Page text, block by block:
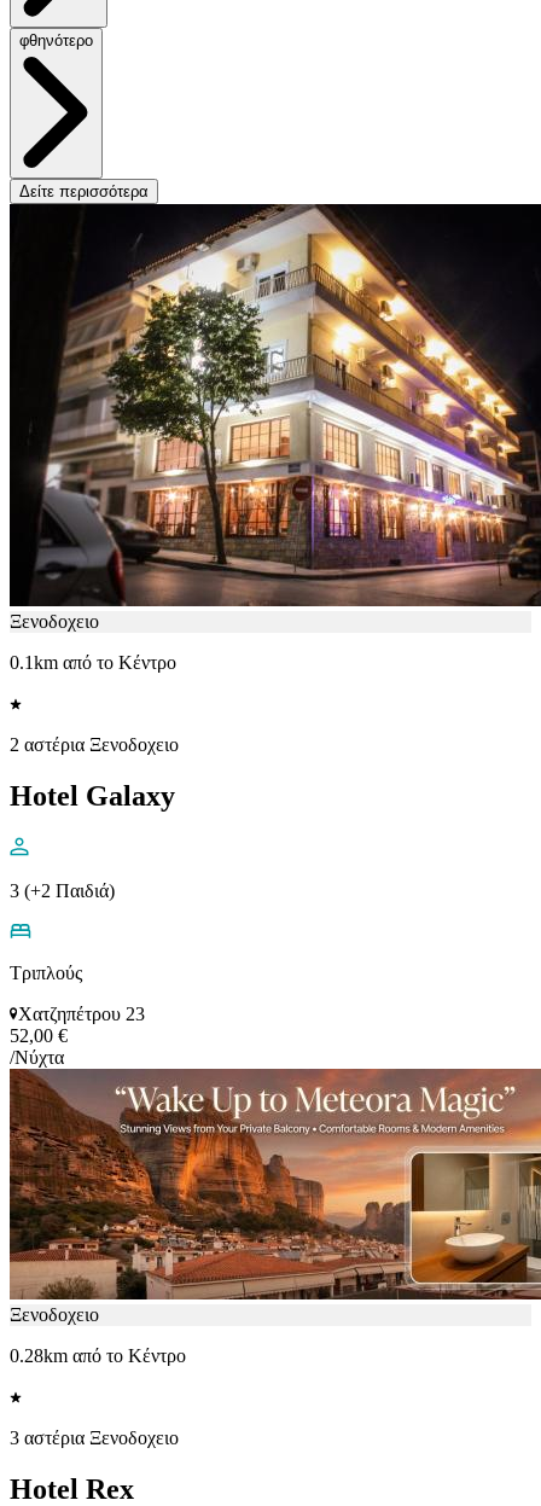
φθηνότερο
Δείτε περισσότερα
Ξενοδοχειο
0.1km από το Κέντρο
2 αστέρια Ξενοδοχειο
Hotel Galaxy
3 (+2 Παιδιά)
Τριπλούς
Χατζηπέτρου 23
52,00 €
/Νύχτα
Ξενοδοχειο
0.28km από το Κέντρο
3 αστέρια Ξενοδοχειο
Hotel Rex